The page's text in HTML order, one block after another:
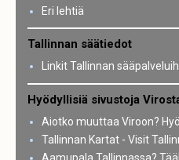
Eri lehtiä
Tallinnan säätiedot
Linkit Tallinnan
Hyödyllisiä sivustoja
Aiotko muuttaa Viroon?
Tallinnan Kartat - Visit
Aamupala Tallinnassa?